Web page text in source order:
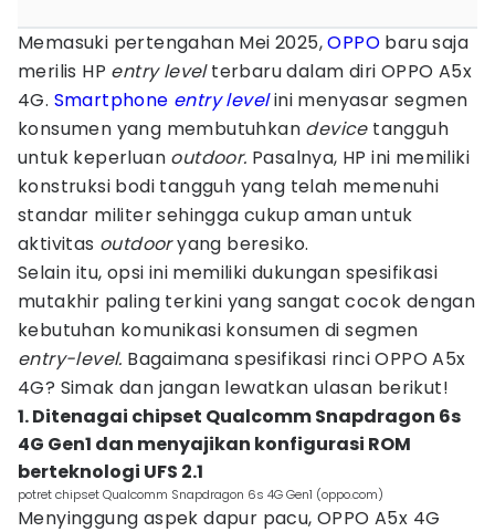
Memasuki pertengahan Mei 2025,OPPO baru saja
merilis HP entry levelterbaru dalam diri OPPO A5x
4G. Smartphone entry levelini menyasar segmen
konsumen yang membutuhkan devicetangguh
untuk keperluan outdoor. Pasalnya, HP ini memiliki
konstruksi bodi tangguh yang telah memenuhi
standar militer sehingga cukup aman untuk
aktivitas outdooryang beresiko.
Selain itu, opsi ini memiliki dukungan spesifikasi
mutakhir paling terkini yang sangat cocok dengan
kebutuhan komunikasi konsumen di segmen
entry-level. Bagaimana spesifikasi rinci OPPO A5x
4G? Simak dan jangan lewatkan ulasan berikut!
1. Ditenagai chipset Qualcomm Snapdragon 6s
4G Gen1 dan menyajikan konfigurasi ROM
berteknologi UFS 2.1
potret chipset Qualcomm Snapdragon 6s 4G Gen1 (oppo.com)
Menyinggung aspek dapur pacu, OPPO A5x 4G